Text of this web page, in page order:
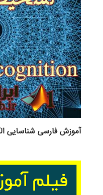
آموزش فارسی شناسایی